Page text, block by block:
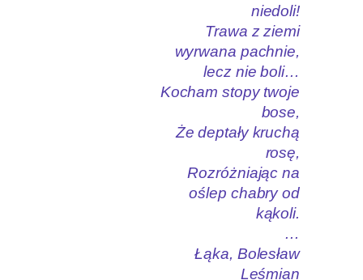
niedoli!
Trawa z ziemi
wyrwana pachnie,
lecz nie boli…
Kocham stopy twoje
bose,
Że deptały kruchą
rosę,
Rozróżniając na
oślep chabry od
kąkoli.
…
Łąka, Bolesław
Leśmian